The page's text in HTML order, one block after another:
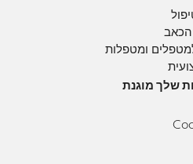
הכאב
ומטפלות
שלך מוגנת